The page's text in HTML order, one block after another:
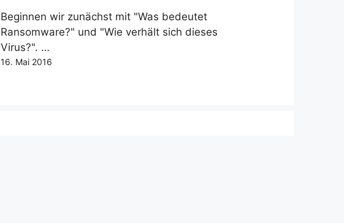
Beginnen wir zunächst mit "Was bedeutet
Ransomware?" und "Wie verhält sich dieses
Virus?". …
16. Mai 2016